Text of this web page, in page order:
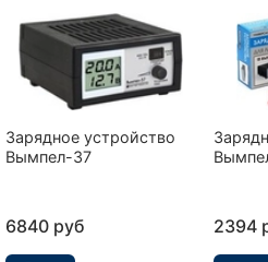
Зарядное устройство
Вымпел-37
6840 руб 2394